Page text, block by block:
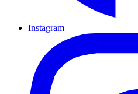
Instagram